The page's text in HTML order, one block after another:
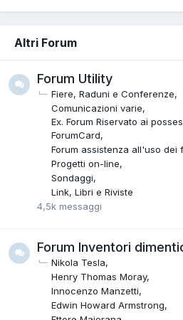
Altri Forum
Forum Utility
Fiere, Raduni e Conferenze
Comunicazioni varie
Ex. Forum Riservato ai
ForumCard
Forum assistenza all'uso dei
Progetti on-line
Sondaggi
Link, Libri e Riviste
4,5k messaggi
Forum Inventori
Nikola Tesla
Henry Thomas Moray
Innocenzo Manzetti
Edwin Howard Armstrong